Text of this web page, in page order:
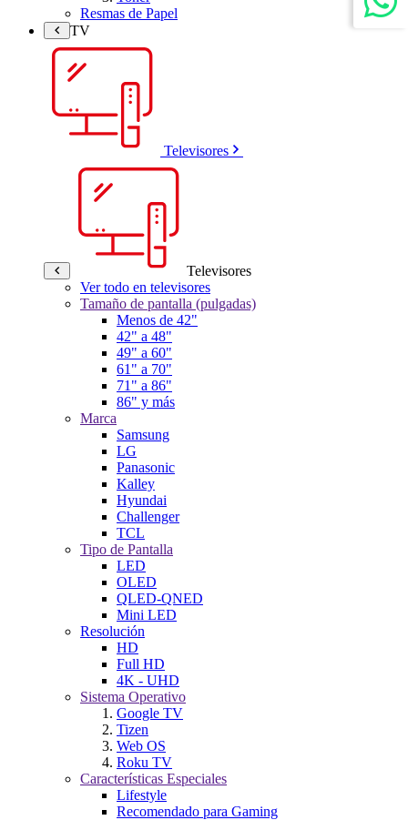
Resmas de Papel
TV
Televisores
Televisores
Ver todo en televisores
Tamaño de pantalla (pulgadas)
Menos de 42"
42" a 48"
49" a 60"
61" a 70"
71" a 86"
86" y más
Marca
Samsung
LG
Panasonic
Kalley
Hyundai
Challenger
TCL
Tipo de Pantalla
LED
OLED
QLED-QNED
Mini LED
Resolución
HD
Full HD
4K - UHD
Sistema Operativo
Google TV
Tizen
Web OS
Roku TV
Características Especiales
Lifestyle
Recomendado para Gaming